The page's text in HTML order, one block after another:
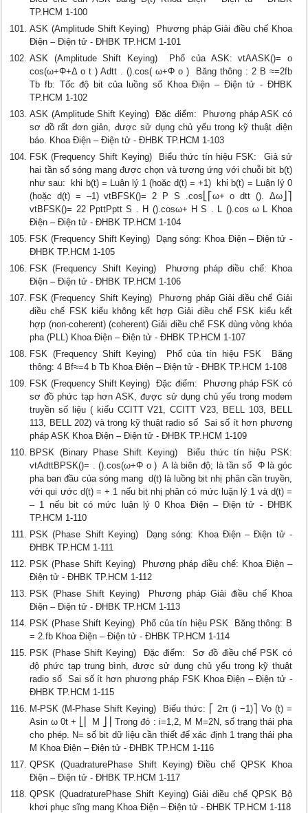
TP.HCM 1-100
ASK (Amplitude Shift Keying)  Phương pháp Giải điều chế Khoa
Điện – Điện tử - ĐHBK TP.HCM 1-101
ASK (Amplitude Shift Keying)  Phổ của ASK: vtAASK()= o
cos(ω+Φ+Δ o t ) Adtt . ().cos( ω+Φ o )  Băng thông : 2 B ≈=2fb
Tb fb: Tốc độ bit của luồng số Khoa Điện – Điện tử - ĐHBK
TP.HCM 1-102
ASK (Amplitude Shift Keying)  Đặc điểm:  Phương pháp ASK có
sơ đồ rất đơn giản, được sử dụng chủ yếu trong kỹ thuật điện
báo. Khoa Điện – Điện tử - ĐHBK TP.HCM 1-103
FSK (Frequency Shift Keying)  Biểu thức tín hiệu FSK:  Giả sử
hai tần số sóng mang được chọn và tương ứng với chuỗi bit b(t)
như sau:  khi b(t) = Luận lý 1 (hoặc d(t) = +1)  khi b(t) = Luận lý 0
(hoặc d(t) = –1) vtBFSK()= 2 P S .cos⎣⎡ω+ o dtt (). Δω⎦⎤
vtBFSK()= 22 PpttPptt S . H ().cosω+ H S . L ().cos ω L Khoa
Điện – Điện tử - ĐHBK TP.HCM 1-104
FSK (Frequency Shift Keying)  Dạng sóng: Khoa Điện – Điện tử -
ĐHBK TP.HCM 1-105
FSK (Frequency Shift Keying)  Phương pháp điều chế: Khoa
Điện – Điện tử - ĐHBK TP.HCM 1-106
FSK (Frequency Shift Keying)  Phương pháp Giải điều chế Giải
điều chế FSK kiểu không kết hợp Giải điều chế FSK kiểu kết
hợp (non-coherent) (coherent) Giải điều chế FSK dùng vòng khóa
pha (PLL) Khoa Điện – Điện tử - ĐHBK TP.HCM 1-107
FSK (Frequency Shift Keying)  Phổ của tín hiệu FSK  Băng
thông: 4 Bf≈=4 b Tb Khoa Điện – Điện tử - ĐHBK TP.HCM 1-108
FSK (Frequency Shift Keying)  Đặc điểm:  Phương pháp FSK có
sơ đồ phức tạp hơn ASK, được sử dụng chủ yếu trong modem
truyền số liệu ( kiểu CCITT V21, CCITT V23, BELL 103, BELL
113, BELL 202) và trong kỹ thuật radio số  Sai số ít hơn phương
pháp ASK Khoa Điện – Điện tử - ĐHBK TP.HCM 1-109
BPSK (Binary Phase Shift Keying)  Biểu thức tín hiệu PSK:
vtAdttBPSK()= . ().cos(ω+Φ o )  A là biên độ; là tần số  Φ là góc
pha ban đầu của sóng mang  d(t) là luồng bit nhị phân cần truyền,
với qui ước d(t) = + 1 nếu bit nhị phân có mức luận lý 1 và d(t) =
– 1 nếu bit có mức luận lý 0 Khoa Điện – Điện tử - ĐHBK
TP.HCM 1-110
PSK (Phase Shift Keying)  Dạng sóng: Khoa Điện – Điện tử -
ĐHBK TP.HCM 1-111
PSK (Phase Shift Keying)  Phương pháp điều chế: Khoa Điện –
Điện tử - ĐHBK TP.HCM 1-112
PSK (Phase Shift Keying)  Phương pháp Giải điều chế Khoa
Điện – Điện tử - ĐHBK TP.HCM 1-113
PSK (Phase Shift Keying)  Phổ của tín hiệu PSK  Băng thông: B
= 2.fb Khoa Điện – Điện tử - ĐHBK TP.HCM 1-114
PSK (Phase Shift Keying)  Đặc điểm:  Sơ đồ điều chế PSK có
độ phức tạp trung bình, được sử dụng chủ yếu trong kỹ thuật
radio số  Sai số ít hơn phương pháp FSK Khoa Điện – Điện tử -
ĐHBK TP.HCM 1-115
M-PSK (M-Phase Shift Keying)  Biểu thức: ⎡ 2π (i −1)⎤ Vo (t) =
Asin ω 0t + ⎣⎢ M ⎦⎥ Trong đó : i=1,2, M M=2N, số trạng thái pha
cho phép. N= số bit dữ liệu cần thiết để xác định 1 trạng thái pha
M Khoa Điện – Điện tử - ĐHBK TP.HCM 1-116
QPSK (QuadraturePhase Shift Keying) Điều chế QPSK Khoa
Điện – Điện tử - ĐHBK TP.HCM 1-117
QPSK (QuadraturePhase Shift Keying) Giải điều chế QPSK Bộ
khơi phục sĩng mang Khoa Điện – Điện tử - ĐHBK TP.HCM 1-118